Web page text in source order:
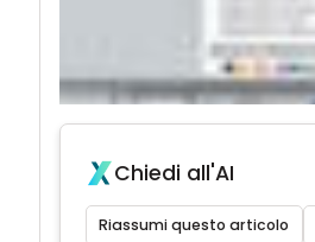
Chiedi all'AI
Riassumi questo articolo